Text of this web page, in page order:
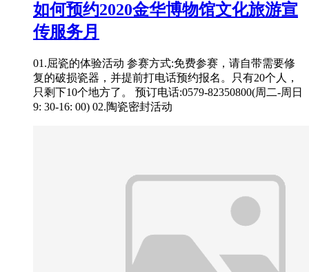
如何预约2020金华博物馆文化旅游宣
传服务月
01.屈瓷的体验活动 参赛方式:免费参赛，请自带需要修
复的破损瓷器，并提前打电话预约报名。只有20个人，
只剩下10个地方了。 预订电话:0579-82350800(周二-周日
9: 30-16: 00) 02.陶瓷密封活动